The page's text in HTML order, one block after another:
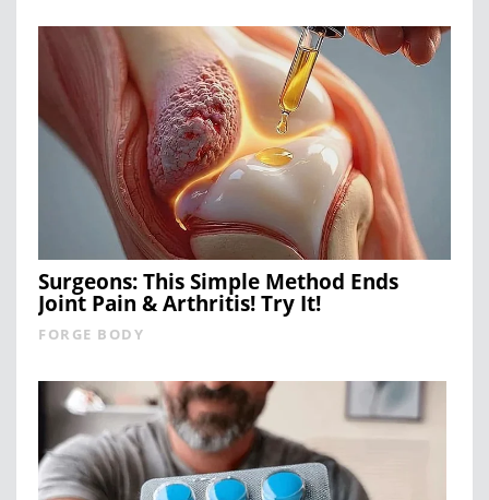
Surgeons: This Simple Method Ends
Joint Pain & Arthritis! Try It!
FORGE BODY